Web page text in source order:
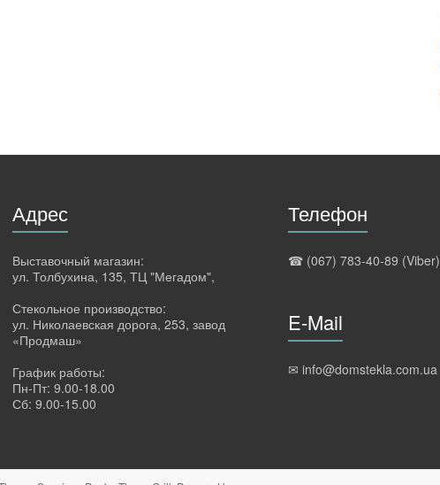
Адрес
Выставочный магазин:
ул. Толбухина, 135, ТЦ "Мегадом",
Стекольное производство:
ул. Николаевская дорога, 253, завод
«Продмаш»
График работы:
Пн-Пт: 9.00-18.00
Сб: 9.00-15.00
Телефон
☎ (067) 783-40-89 (Viber)
E-Mail
✉ info@domstekla.com.ua